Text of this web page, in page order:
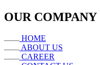
OUR COMPANY
HOME
ABOUT US
CAREER